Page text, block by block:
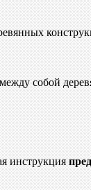
собой
инструкция